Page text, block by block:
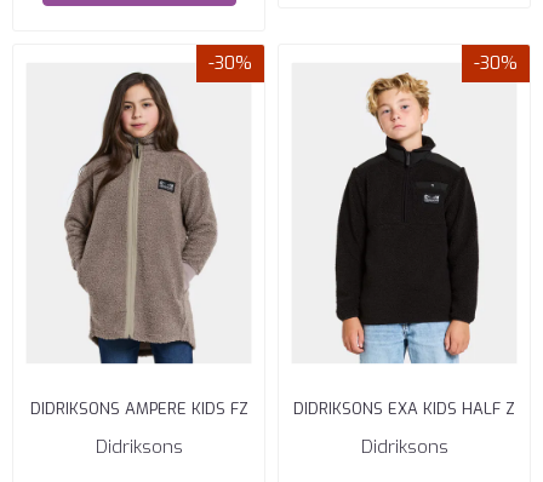
-30%
DIDRIKSONS AMPERE KIDS FZ
L ASH BROWN
Didriksons
-30%
DIDRIKSONS EXA KIDS HALF Z
BLACK
Didriksons